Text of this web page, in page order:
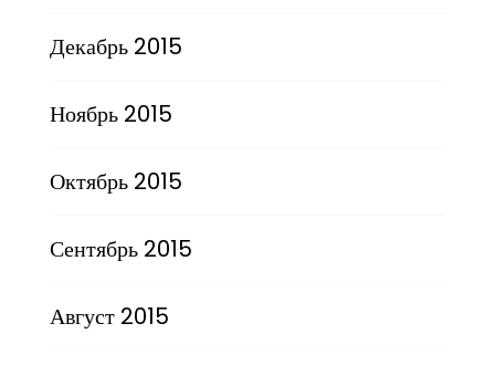
Декабрь 2015
Ноябрь 2015
Октябрь 2015
Сентябрь 2015
Август 2015